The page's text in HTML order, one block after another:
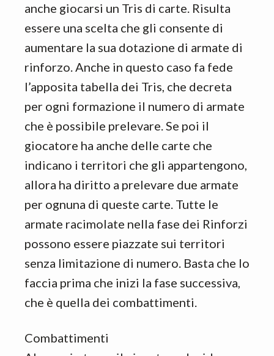
anche giocarsi un Tris di carte. Risulta
essere una scelta che gli consente di
aumentare la sua dotazione di armate di
rinforzo. Anche in questo caso fa fede
l’apposita tabella dei Tris, che decreta
per ogni formazione il numero di armate
che è possibile prelevare. Se poi il
giocatore ha anche delle carte che
indicano i territori che gli appartengono,
allora ha diritto a prelevare due armate
per ognuna di queste carte. Tutte le
armate racimolate nella fase dei Rinforzi
possono essere piazzate sui territori
senza limitazione di numero. Basta che lo
faccia prima che inizi la fase successiva,
che è quella dei combattimenti.
Combattimenti